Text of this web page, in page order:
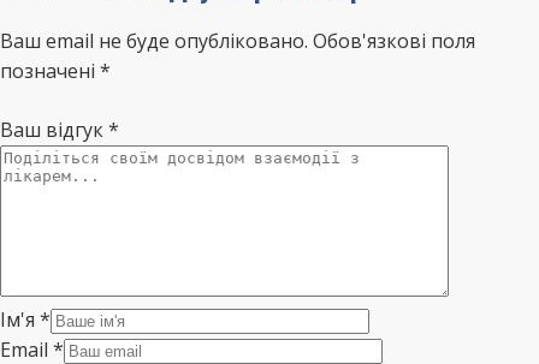
Ваш email не буде опубліковано. Обов'язкові поля
позначені *
Ваш відгук*
Ім'я *
Email *